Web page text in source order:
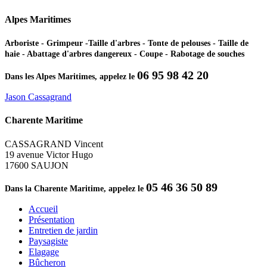
Alpes Maritimes
Arboriste - Grimpeur -Taille d'arbres - Tonte de pelouses - Taille de
haie - Abattage d'arbres dangereux - Coupe - Rabotage de souches
Dans les Alpes Maritimes, appelez le 06 95 98 42 20
Jason Cassagrand
Charente Maritime
CASSAGRAND Vincent
19 avenue Victor Hugo
17600 SAUJON
Dans la Charente Maritime, appelez le 05 46 36 50 89
Accueil
Présentation
Entretien de jardin
Paysagiste
Elagage
Bûcheron